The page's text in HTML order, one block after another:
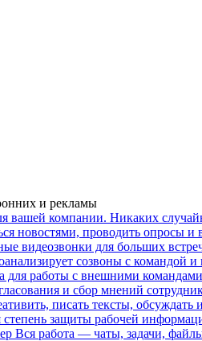
и рекламы
вашей компании. Никаких
новостями, проводить опросы и
видеозвонки для больших
созвоны с командой и
для работы с внешними
и сбор мнений
писать тексты, обсуждать
степень защиты рабочей
Вся работа — чаты, задачи,